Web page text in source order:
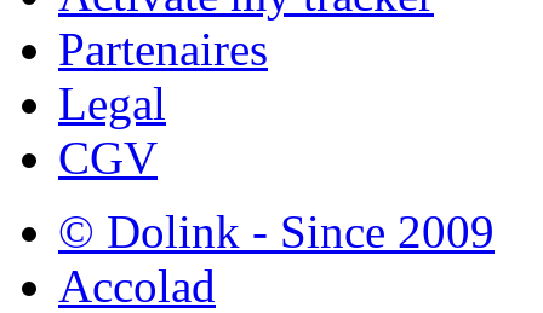
Partenaires
Legal
CGV
© Dolink - Since 2009
Accolad